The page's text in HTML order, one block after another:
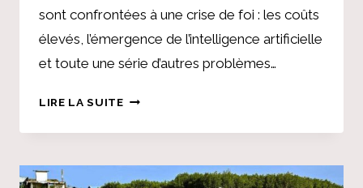
sont confrontées à une crise de foi : les coûts
élevés, l’émergence de l’intelligence artificielle
et toute une série d’autres problèmes…
LIRE LA SUITELES
D’ARTS
DOIVENT